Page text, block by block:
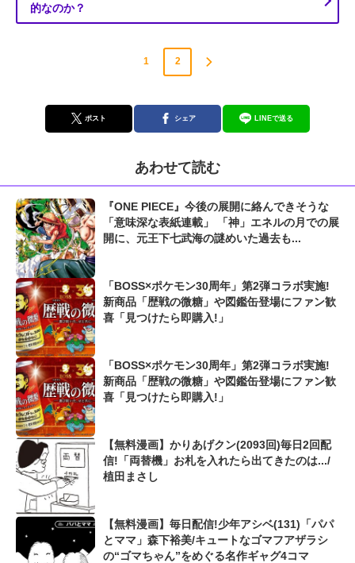
的なのか？
1 2
ポスト シェア LINEで送る
あわせて読む
『ONE PIECE』今後の展開に絡んできそうな
「意味深な表紙連載」 「神」エネルの月での展
開に、元王下七武海の謎めいた過去も...
「BOSS×ポケモン30周年」第2弾コラボ実施!
新商品「歴戦の微糖」や図鑑缶登場にファン歓
喜「見つけたら即購入!」
「BOSS×ポケモン30周年」第2弾コラボ実施!
新商品「歴戦の微糖」や図鑑缶登場にファン歓
喜「見つけたら即購入!」
【無料漫画】かりあげクン(2093回)毎日2回配
信!「両替機」お札を入れたら出てきたのは.../
植田まさし
【無料漫画】毎日配信!少年アシベ(131)「パパ
とママ」森下裕美/キュートなゴマフアザラシ
の“ゴマちゃん”をめぐる名作ギャグ4コマ